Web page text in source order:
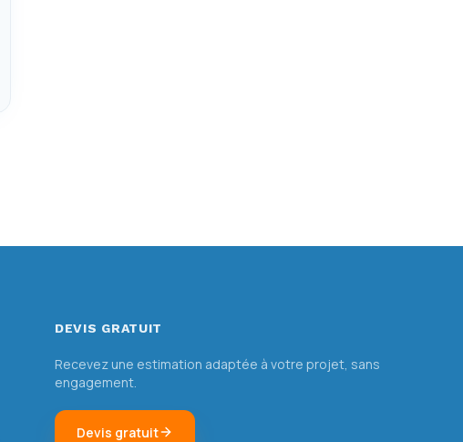
DEVIS GRATUIT
Recevez une estimation adaptée à votre projet, sans
engagement.
Devis gratuit